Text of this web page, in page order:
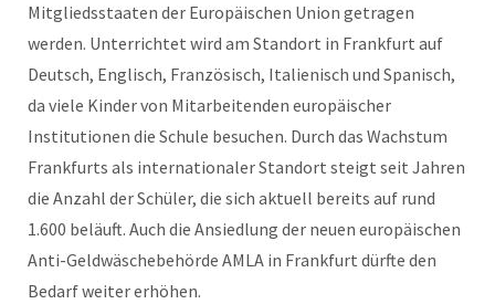
Mitgliedsstaaten der Europäischen Union getragen
werden. Unterrichtet wird am Standort in Frankfurt auf
Deutsch, Englisch, Französisch, Italienisch und Spanisch,
da viele Kinder von Mitarbeitenden europäischer
Institutionen die Schule besuchen. Durch das Wachstum
Frankfurts als internationaler Standort steigt seit Jahren
die Anzahl der Schüler, die sich aktuell bereits auf rund
1.600 beläuft. Auch die Ansiedlung der neuen europäischen
Anti-Geldwäschebehörde AMLA in Frankfurt dürfte den
Bedarf weiter erhöhen.